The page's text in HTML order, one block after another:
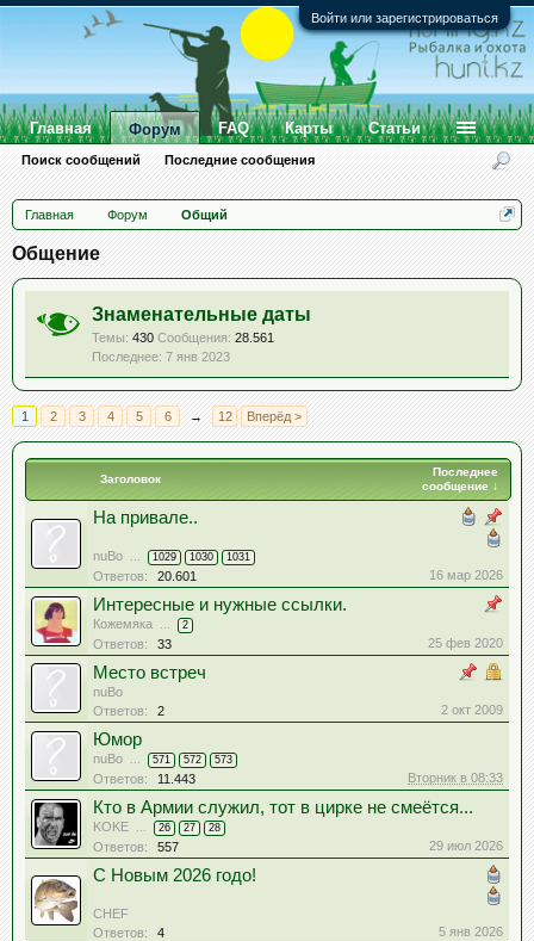
Войти или зарегистрироваться
Главная Форум Общий
Общение
Знаменательные даты
Темы: 430 Сообщения: 28.561
7 янв 2023
1 2 3 4 5 6 → 12 Вперёд >
Заголовок
Последнее
сообщение ↓
На привале..
nuBo ... 1029 1030 1031
Ответов: 20.601 16 мар 2026
Интересные и нужные ссылки.
Кожемяка ... 2
Ответов: 33 25 фев 2020
Место встреч
nuBo
Ответов:
2 2 окт 2009
Юмор
nuBo ... 571 572 573
Ответов: 11.443 Вторник в 08:33
Кто в Армии служил, тот в цирке не смеётся...
KOKE ... 26 27 28
Ответов: 557 29 июл 2026
С Новым 2026 годо!
CHEF
Ответов:
4 5 янв 2026
Главная Форум
Поиск сообщений Последние сообщения
FAQ Карты Статьи